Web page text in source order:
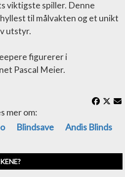
viktigste spiller. Denne
til målvakten og et unikt
utstyr.
figurerer i
Pascal Meier.
mer om:
Blindsave Andis Blinds